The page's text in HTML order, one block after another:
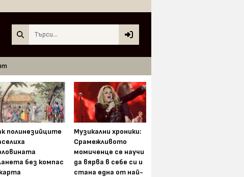
полинезийците
без компас
Музикални хроники:
Срамежливото
момиченце се научи
да вярва в себе си и
стана една от най-